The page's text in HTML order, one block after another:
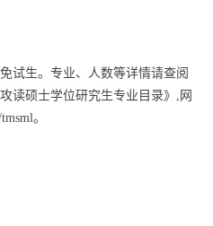
试生。专业、人数等详情请查阅
读硕士学位研究生专业目录》,网
。